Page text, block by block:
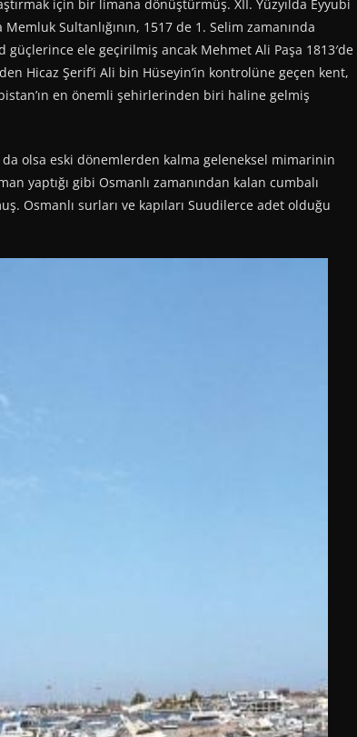
için bir limana dönüştürmüş. XII. Yüzyılda Eyyubi
Sultanlığının, 1517 de 1. Selim zamanında
ele geçirilmiş ancak Mehmet Ali Paşa 1813′de
Hicaz Şerif’i Ali bin Hüseyin’in kontrolüne geçen kent,
en önemli şehirlerinden biri haline gelmiş
olsa eski dönemlerden kalma geleneksel mimarinin
yaptığı gibi Osmanlı zamanından kalan cumbalı
Osmanlı surları ve kapıları Suudilerce adet olduğu